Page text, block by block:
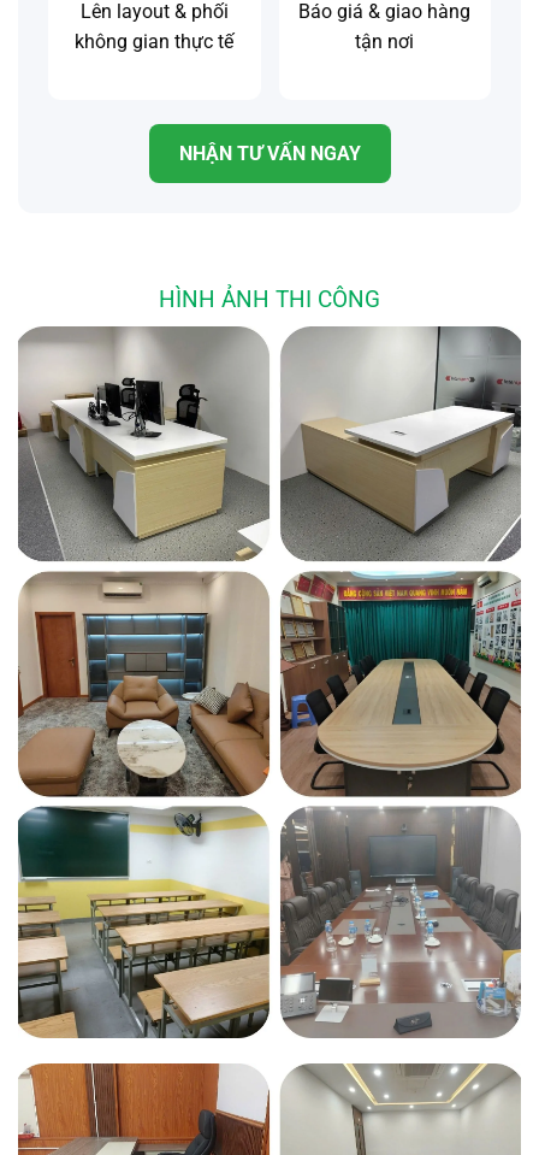
Lên layout & phối
không gian thực tế
Báo giá & giao hàng
tận nơi
NHẬN TƯ VẤN NGAY
HÌNH ẢNH THI CÔNG